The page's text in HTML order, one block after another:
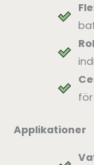
Applikationer